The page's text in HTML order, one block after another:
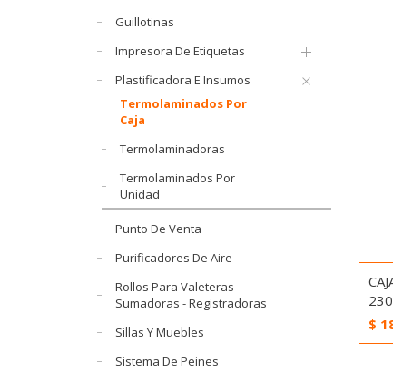
Guillotinas
Impresora De Etiquetas
Plastificadora E Insumos
Termolaminados Por
Caja
Termolaminadoras
Termolaminados Por
Unidad
Punto De Venta
Purificadores De Aire
Rollos Para Valeteras -
Sumadoras - Registradoras
Sillas Y Muebles
Sistema De Peines
$